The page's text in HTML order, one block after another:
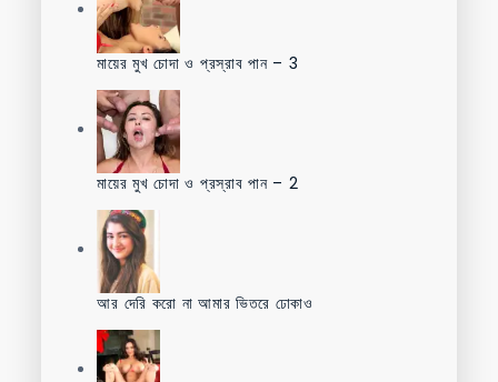
মায়ের মুখ চোদা ও প্রস্রাব পান – 3
মায়ের মুখ চোদা ও প্রস্রাব পান – 2
আর দেরি করো না আমার ভিতরে ঢোকাও